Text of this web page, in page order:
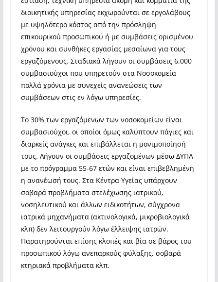
διοικητικής υπηρεσίας εκχωρούνται σε εργολάβους
με υψηλότερο κόστος από την πρόσληψη
επικουρικού προσωπικού ή με συμβάσεις ορισμένου
χρόνου και συνθήκες εργασίας μεσαίωνα για τους
εργαζόμενους. Σταδιακά λήγουν οι συμβάσεις 6.000
συμβασιούχοι που υπηρετούν στα Νοσοκομεία
πολλά χρόνια με συνεχείς ανανεώσεις των
συμβάσεων στις εν λόγω υπηρεσίες.
Το 30% των εργαζόμενων των νοσοκομείων είναι
συμβασιούχοι, οι οποίοι όμως καλύπτουν πάγιες και
διαρκείς ανάγκες και επιβάλλεται η μονιμοποίησή
τους. Λήγουν οι συμβάσεις εργαζομένων μέσω ΔΥΠΑ
με το πρόγραμμα 55-67 ετών και είναι επιβεβλημένη
η ανανέωσή τους. Στα Κέντρα Υγείας υπάρχουν
σοβαρά προβλήματα στελέχωσης ιατρικού,
νοσηλευτικού και άλλων ειδικοτήτων, σύγχρονα
ιατρικά μηχανήματα (ακτινολογικά, μικροβιολογικά
κλπ) δεν λειτουργούν λόγω έλλειψης ιατρών.
Παρατηρούνται επίσης κλοπές και βία σε βάρος του
προσωπικού λόγω ανεπαρκούς φύλαξης, σοβαρά
κτηριακά προβλήματα κλπ.